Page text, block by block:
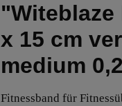
"Witeblaze
x 15 cm
medium
Fitnessband für